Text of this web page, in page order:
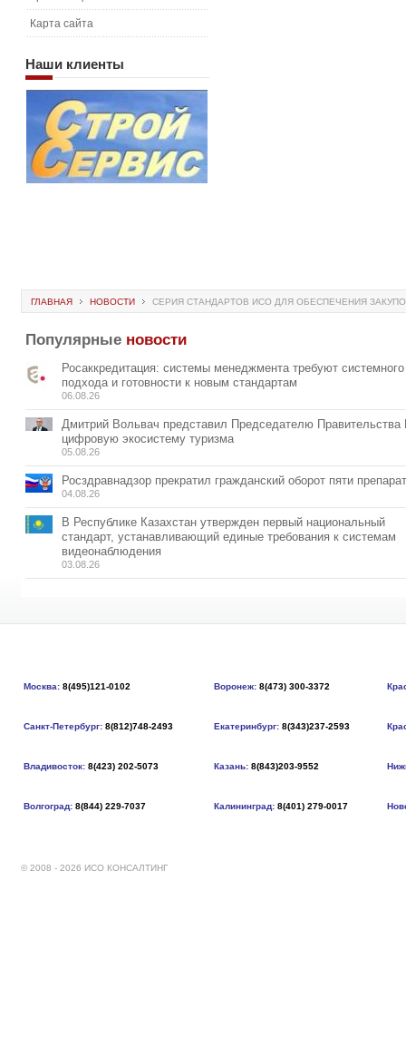
Карта сайта
Наши клиенты
ГЛАВНАЯ НОВОСТИ СЕРИЯ СТАНДАРТОВ ИСО ДЛЯ ОБЕСПЕЧЕНИЯ
Популярные новости
Росаккредитация: системы менеджмента требуют системного
подхода и готовности к новым стандартам
06.08.26
Дмитрий Вольвач представил Председателю
цифровую экосистему туризма
05.08.26
Росздравнадзор прекратил гражданский оборот пяти
04.08.26
В Республике Казахстан утвержден первый национальный
стандарт, устанавливающий единые требования к системам
видеонаблюдения
03.08.26
Москва: 8(495)121-0102 Воронеж: 8(473) 300-3372
Санкт-Петербург: 8(812)748-2493 Екатеринбург: 8(343)237-2593
Владивосток: 8(423) 202-5073 Казань: 8(843)203-9552
Волгоград: 8(844) 229-7037 Калининград: 8(401) 279-0017
© 2008 - 2026 ИСО КОНСАЛТИНГ